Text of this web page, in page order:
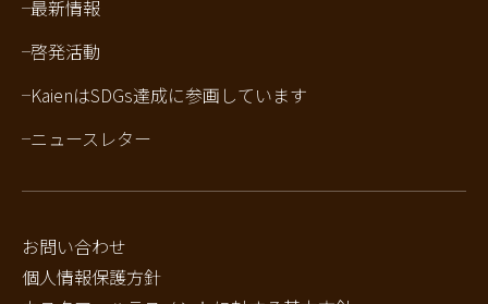
最新情報
啓発活動
KaienはSDGs達成に参画しています
ニュースレター
お問い合わせ
個人情報保護方針